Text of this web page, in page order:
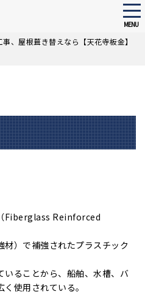
MENU
、屋根葺き替えなら【天花寺板金】
Fiberglass Reinforced
）で補強されたプラスチック
いることから、船舶、水槽、バ
使用されている。